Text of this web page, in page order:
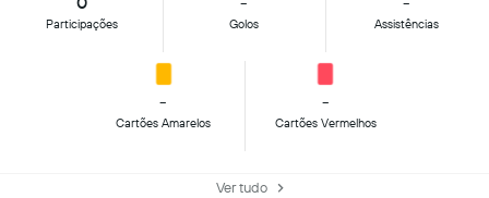
Participações Golos Assistências
-
Cartões Amarelos
-
Cartões Vermelhos
Ver tudo